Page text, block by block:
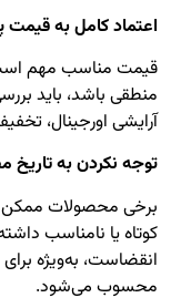
اعتماد کامل به قیمت
قیمت مناسب مهم
منطقی باشد، باید
آرایشی اورجینال،
توجه نکردن به
برخی محصولات ممکن
کوتاه یا نامناسب
انقضاست، به‌ویژه
محسوب می‌شود.